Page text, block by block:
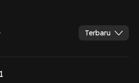
Terbaru